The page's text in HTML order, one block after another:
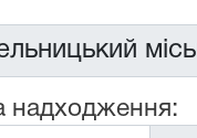
надходження: